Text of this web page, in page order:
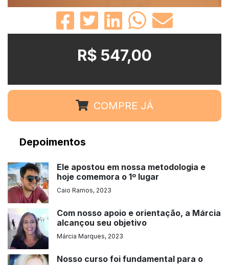
R$ 547,00
COMPRE JÁ
Depoimentos
Ele apostou em nossa metodologia e
hoje comemora o 1º lugar
Caio Ramos, 2023
Com nosso apoio e orientação, a Márcia
alcançou seu objetivo
Márcia Marques, 2023
Nosso curso foi fundamental para o